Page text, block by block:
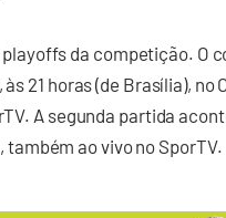
da competição. O
21 horas (de Brasília), no
A segunda partida
ao vivo no SporTV.